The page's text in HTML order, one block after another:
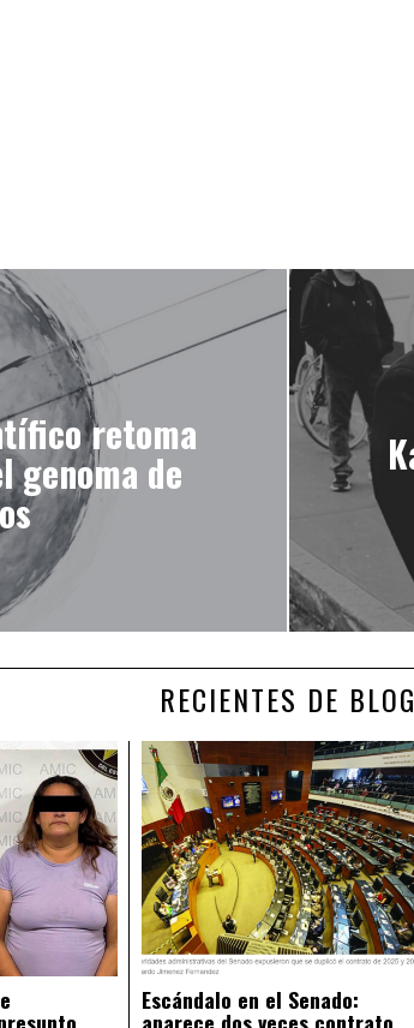
retoma
genoma de
RECIENTES DE BLOG
Escándalo en el Senado:
aparece dos veces contrato